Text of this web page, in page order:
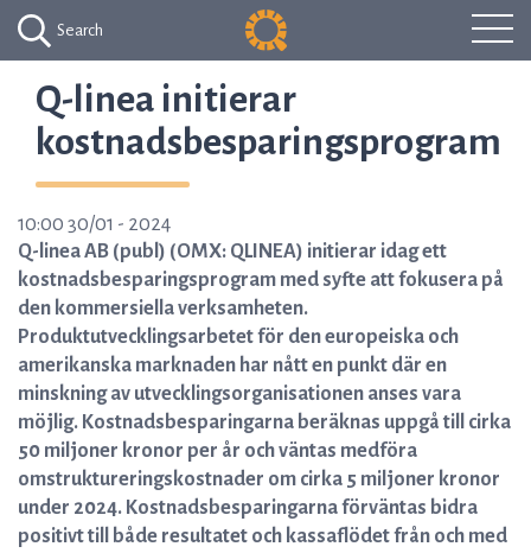
Search
Q-linea initierar
kostnadsbesparingsprogram
10:00 30/01 - 2024
Q-linea AB (publ) (OMX: QLINEA) initierar idag ett
kostnadsbesparingsprogram med syfte att fokusera på
den kommersiella verksamheten.
Produktutvecklingsarbetet för den europeiska och
amerikanska marknaden har nått en punkt där en
minskning av utvecklingsorganisationen anses vara
möjlig. Kostnadsbesparingarna beräknas uppgå till cirka
50 miljoner kronor per år och väntas medföra
omstruktureringskostnader om cirka 5 miljoner kronor
under 2024. Kostnadsbesparingarna förväntas bidra
positivt till både resultatet och kassaflödet från och med